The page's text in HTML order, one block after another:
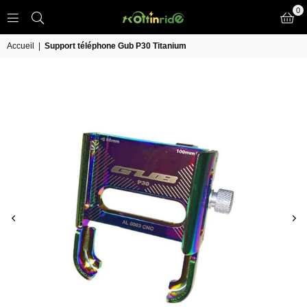
IN
0
Accueil Support téléphone Gub P30 Titanium